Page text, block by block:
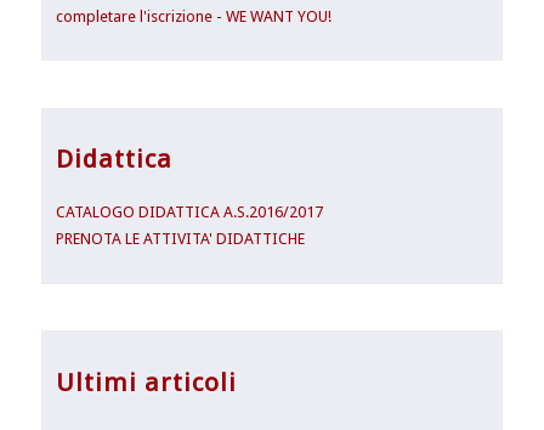
completare l'iscrizione - WE WANT YOU!
Didattica
CATALOGO DIDATTICA A.S.2016/2017
PRENOTA LE ATTIVITA' DIDATTICHE
Ultimi articoli